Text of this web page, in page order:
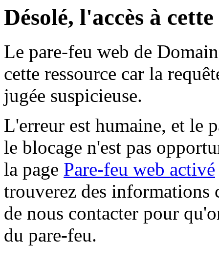
Désolé, l'accès à
Le pare-feu web de
cette ressource car la
jugée suspicieuse.
L'erreur est humaine, et le
le blocage n'est pas
la page Pare-feu web activé
trouverez des informations
de nous contacter pour
du pare-feu.